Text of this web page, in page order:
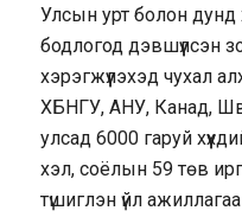
Улсын урт болон
бодлогод дэвшүүлсэн
хэрэгжүүлэхэд чухал
ХБНГУ, АНУ, Канад,
улсад 6000 гаруй
хэл, соёлын 59 төв
түшиглэн үйл